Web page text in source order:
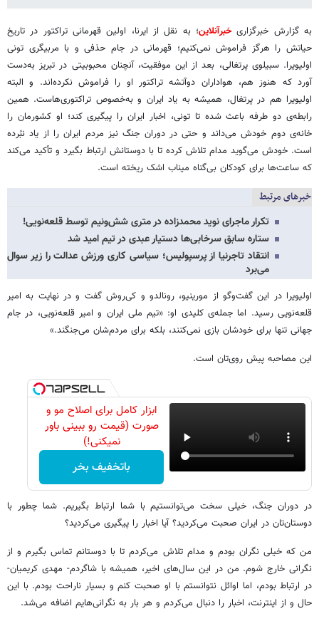
به گزارش خبرگزاریخبرآنلاین؛ به نقل از ایرنا، اولین قهرمانی تراکتور در تاریخ
حیاتش را هرگز فراموش نمی‌کنیم؛ قهرمانی در جام حذفی و با مربیگری تونی
اولیویرا. سبیلوی پرتغالی، بعد از این موفقیت، آنچنان محبوبیتی در تبریز به‌دست
آورد که هنوز هم، هواداران دوآتشه تراکتور او را فراموش نکرده‌اند. و البته
اولیویرا هم در پرتغال، همیشه به یاد ایران و به‌خصوص تراکتوری‌هاست. همین
رابطه‌ی دو طرفه باعث شده تا تونی، اخبار ایران را پیگیری کند؛ او کشورمان را
خانه‌ی دوم خودش می‌داند و حتی در دوران جنگ نیز مردم ایران را از یاد نبُرده
است. خودش می‌گوید مدام تلاش کرده تا با دوستانش ارتباط بگیرد و تأکید می‌کند
که ساعت‌ها برای کودکان بی‌گناه میناب اشک ریخته است.
خبرهای مرتبط
تکرار ماجرای نوید محمدزاده در متری شش‌ونیم توسط قلعه‌نویی!
ستاره سابق سرخابی‌ها دستیار عبدی در تیم امید شد
انتقاد تاجرنیا از پرسپولیس؛ سیاسی کاری ورزش عدالت را زیر سوال
می‌برد
اولیویرا در این گفت‌وگو از مورینیو، رونالدو و کی‌روش گفت و در نهایت به امیر
قلعه‌نویی رسید. اما جمله‌ی کلیدی او: «تیم ملی ایران و امیر قلعه‌نویی، در جام
جهانی تنها برای خودشان بازی نمی‌کنند، بلکه برای مردم‌شان می‌جنگند.»
این مصاحبه پیش روی‌تان است.
ابزار کامل برای اصلاح مو و
صورت (قیمت رو ببینی باور
نمیکنی!)
باتخفیف بخر
در دوران جنگ، خیلی سخت می‌توانستیم با شما ارتباط بگیریم. شما چطور با
دوستان‌تان در ایران صحبت می‌کردید؟ آیا اخبار را پیگیری می‌کردید؟
من که خیلی نگران بودم و مدام تلاش می‌کردم تا با دوستانم تماس بگیرم و از
نگرانی خارج شوم. من در این سال‌های اخیر، همیشه با شاگردم- مهدی کریمیان-
در ارتباط بودم، اما اوائل نتوانستم با او صحبت کنم و بسیار ناراحت بودم. با این
حال و از اینترنت، اخبار را دنبال می‌کردم و هر بار به نگرانی‌هایم اضافه می‌شد.